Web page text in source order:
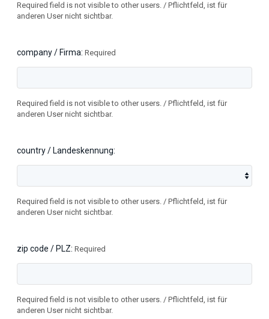
Required field is not visible to other users. / Pflichtfeld, ist für
anderen User nicht sichtbar.
company / Firma Required
Required field is not visible to other users. / Pflichtfeld, ist für
anderen User nicht sichtbar.
country / Landeskennung
Required field is not visible to other users. / Pflichtfeld, ist für
anderen User nicht sichtbar.
zip code / PLZ Required
Required field is not visible to other users. / Pflichtfeld, ist für
anderen User nicht sichtbar.